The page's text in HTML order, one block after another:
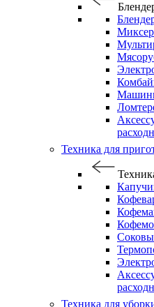
Техника для
Техника для